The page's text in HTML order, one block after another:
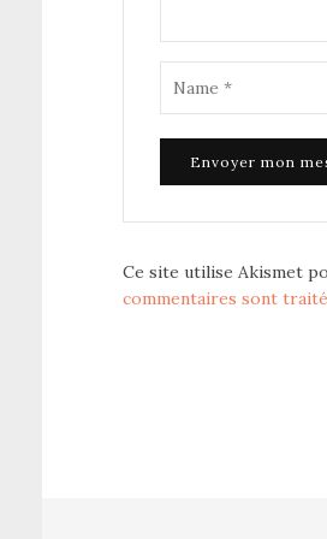
Ce site utilise Akismet
commentaires sont